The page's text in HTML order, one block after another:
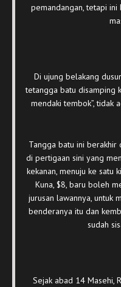
pemandangan, tetapi
Di ujung belakang
tetangga batu disamping
mendaki tembok”, tidak
Tangga batu ini berakhir
di pertigaan sini yang
kekanan, menuju ke satu
Kuna, $8, baru boleh
jurusan lawannya, untuk
benderanya itu dan
sudah
Sejak abad 14 Masehi,